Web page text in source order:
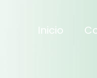
Inicio